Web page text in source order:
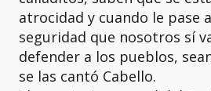
atrocidad y cuando le pase
seguridad que nosotros sí
defender a los pueblos,
se las cantó Cabello.